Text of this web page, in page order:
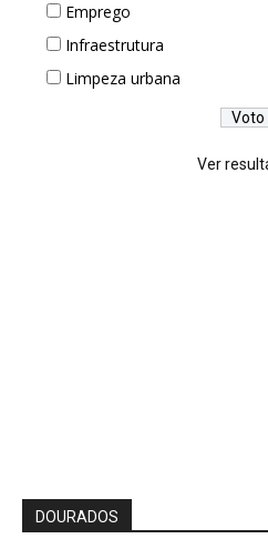
Emprego
Infraestrutura
Limpeza urbana
Ver
DOURADOS